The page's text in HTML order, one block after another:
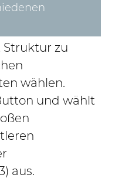
zu
wählen.
und wählt
aus.